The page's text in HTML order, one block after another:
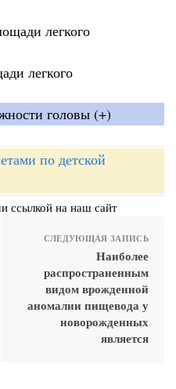
легкого
легкого
головы (+)
по детской
ссылкой на наш сайт
СЛЕДУЮЩАЯ ЗАПИСЬ
Наиболее
распространенным
видом врожденной
аномалии пищевода у
новорожденных
является